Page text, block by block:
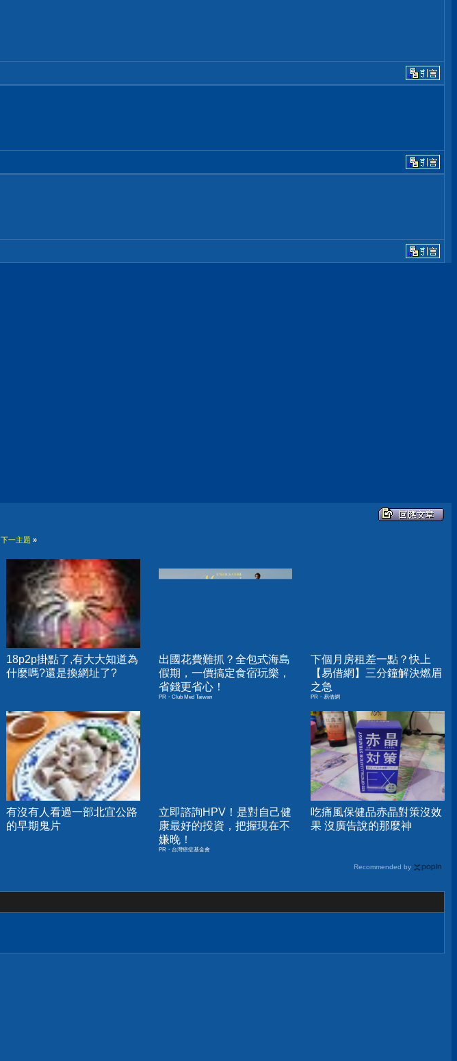
下一主題 »
18p2p掛點了,有大大知道為
什麼嗎?還是換網址了?
出國花費難抓？全包式海島
假期，一價搞定食宿玩樂，
省錢更省心！
PR・Club Med Taiwan
下個月房租差一點？快上
【易借網】三分鐘解決燃眉
之急
PR・易借網
有沒有人看過一部北宜公路
的早期鬼片
立即諮詢HPV！是對自己健
康最好的投資，把握現在不
嫌晚！
PR・台灣癌症基金會
吃痛風保健品赤晶對策沒效
果 沒廣告說的那麼神
Recommended by